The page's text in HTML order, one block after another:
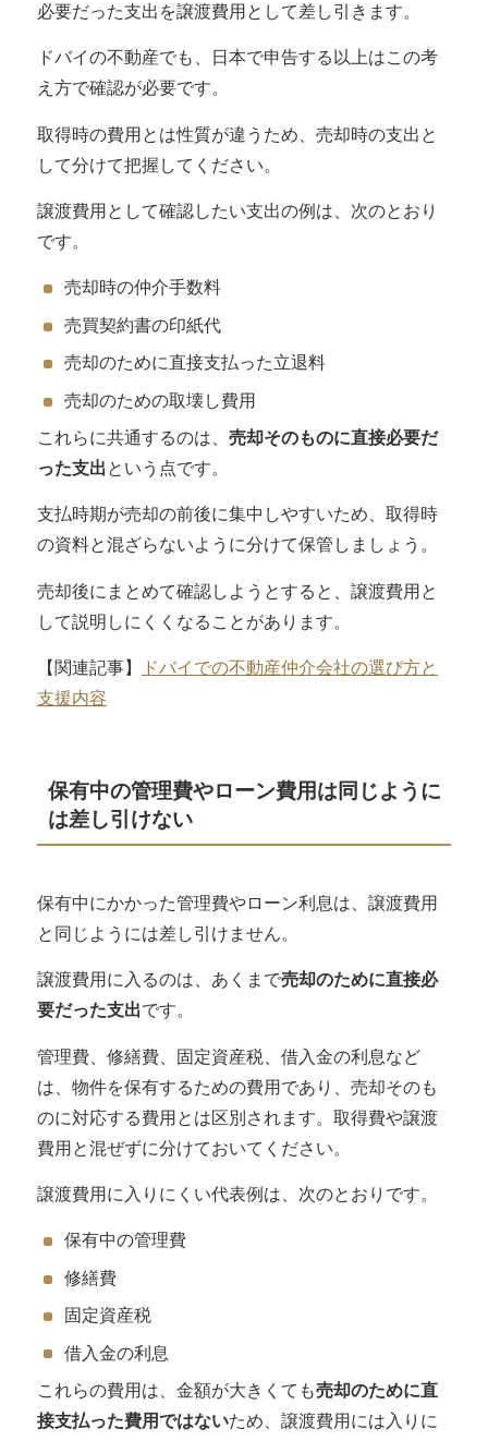
必要だった支出を譲渡費用として差し引きます。
ドバイの不動産でも、日本で申告する以上はこの考
え方で確認が必要です。
取得時の費用とは性質が違うため、売却時の支出と
して分けて把握してください。
譲渡費用として確認したい支出の例は、次のとおり
です。
売却時の仲介手数料
売買契約書の印紙代
売却のために直接支払った立退料
売却のための取壊し費用
これらに共通するのは、 売却そのものに直接必要だ
った支出という点です。
支払時期が売却の前後に集中しやすいため、取得時
の資料と混ざらないように分けて保管しましょう。
売却後にまとめて確認しようとすると、譲渡費用と
して説明しにくくなることがあります。
【関連記事】
ドバイでの不動産仲介会社の選び方と
支援内容
保有中の管理費やローン費用は同じように
は差し引けない
保有中にかかった管理費やローン利息は、 譲渡費用
と同じようには差し引けません。
譲渡費用に入るのは、あくまで売却のために直接必
要だった支出です。
管理費、修繕費、固定資産税、借入金の利息など
は、物件を保有するための費用であり、売却そのも
のに対応する費用とは区別されます。取得費や譲渡
費用と混ぜずに分けておいてください。
譲渡費用に入りにくい代表例は、次のとおりです。
保有中の管理費
修繕費
固定資産税
借入金の利息
これらの費用は、金額が大きくても売却のために直
接支払った費用ではないため、譲渡費用には入りに